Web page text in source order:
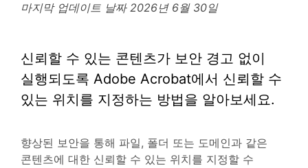
마지막 업데이트 날짜 2026년 6월 30일
신뢰할 수 있는 콘텐츠가 보안 경고 없이
실행되도록 Adobe Acrobat에서 신뢰할 수
있는 위치를 지정하는 방법을 알아보세요.
향상된 보안을 통해 파일, 폴더 또는 도메인과 같은
콘텐츠에 대한 신뢰할 수 있는 위치를 지정할 수